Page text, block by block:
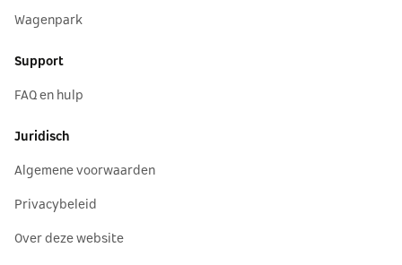
Wagenpark
Support
FAQ en hulp
Juridisch
Algemene voorwaarden
Privacybeleid
Over deze website